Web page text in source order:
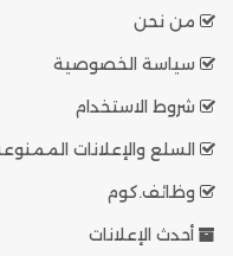
من نحن
سياسة الخصوصية
شروط الاستخدام
السلع والإعلانات
وظائف.كوم
أحدث الإعلانات